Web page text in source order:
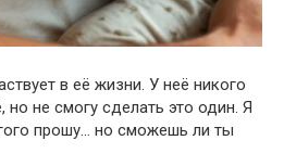
в её жизни. У неё никого
но не смогу сделать это один. Я
прошу… но сможешь ли ты